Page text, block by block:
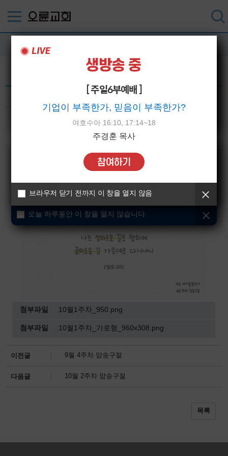
암송구절 일러스트를 다운로드 할 수 있습니다.
첨부파일 10월1주차_950.png
첨부파일 10월1주차_가로형_960x308.png
이전글 9월 4주차 암송구절
다음글 10월 2주차 암송구절
목록
오늘 하루동안 이 창을 열지 않습니다.
오늘 하루동안 이 창을 열지 않습니다.
[ 주일6부예배 ]
기업이 부족한가, 믿음이 부족한가?
여호수아 16:10, 17:14~18
주경훈 목사
브라우저 닫기 전까지 이 창을 열지 않음